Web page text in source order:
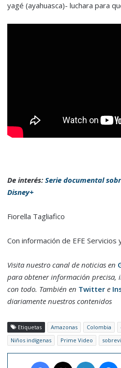
yagé (ayahuasca)- luchara para
De interés: Serie documental
Disney+
Fiorella Tagliafico
Con información de EFE Servicios
Visita nuestro canal de noticias en
para obtener información precisa,
con todo. También en Twitter e
diariamente nuestros contenidos
Etiquetas Amazonas Colombia
Niños indígenas
Prime Video
Facebook LinkedIn